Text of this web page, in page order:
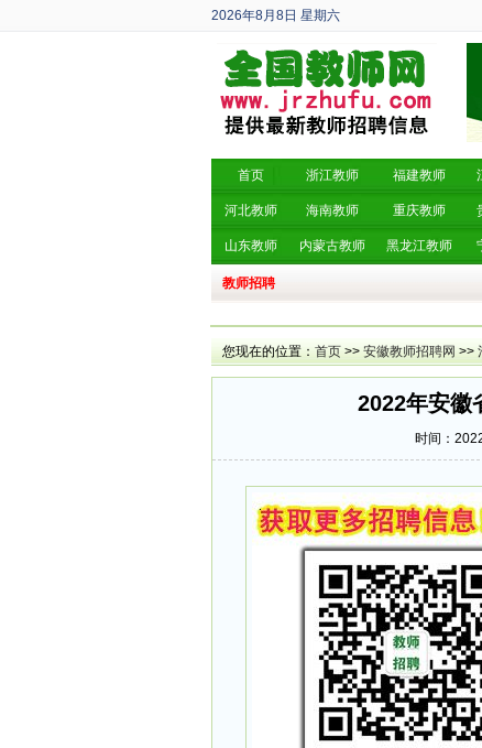
2026年8月8日 星期六
丙午年 六月廿六
首页 浙江教师 福建教师
河北教师 海南教师 重庆教师
山东教师 内蒙古教师 黑龙江教师
教师招聘
您现在的位置： 首页 >> 安徽教师招聘网 >>
2022年安徽
时间：